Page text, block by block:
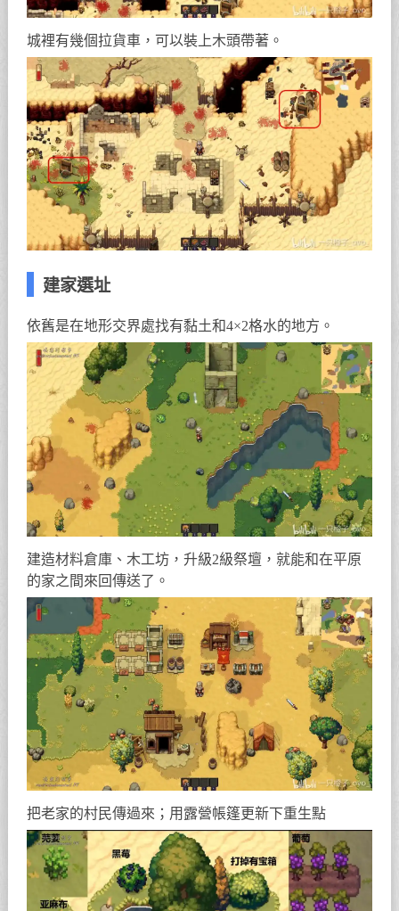
城裡有幾個拉貨車，可以裝上木頭帶著。
建家選址
依舊是在地形交界處找有黏土和4×2格水的地方。
建造材料倉庫、木工坊，升級2級祭壇，就能和在平原
的家之間來回傳送了。
把老家的村民傳過來；用露營帳篷更新下重生點